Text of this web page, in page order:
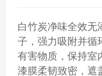
白竹炭净味全效无
子，强力吸附并循
有害物质，保持室
漆膜柔韧致密，遮